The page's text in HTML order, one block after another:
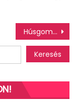
Húsgombóc leves
Keresés